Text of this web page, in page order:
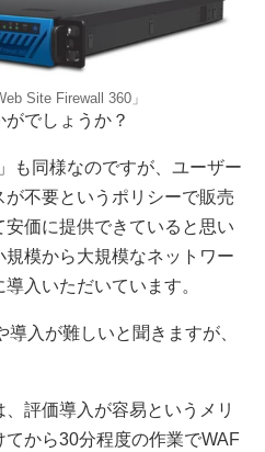
Site Firewall 360」
でしょうか？
も同様なのですが、ユーザー
不要というポリシーで販売
価に提供できていると思い
模から大規模なネットワー
入いただいています。
入が難しいと聞きますが、
評価導入が容易というメリ
から30分程度の作業でWAF